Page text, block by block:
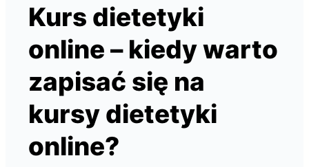
Kurs dietetyki
online – kiedy warto
zapisać się na
kursy dietetyki
online?